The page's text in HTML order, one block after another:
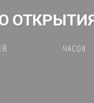
ЧАСОВ